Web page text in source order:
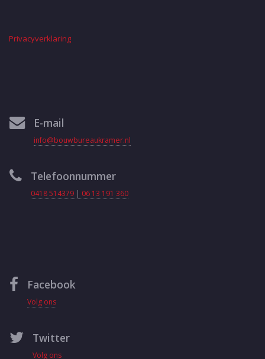
Privacyverklaring
E-mail
info@bouwbureaukramer.nl
Telefoonnummer
0418 514379 | 06 13 191 360
Facebook
Volg ons
Twitter
Volg ons